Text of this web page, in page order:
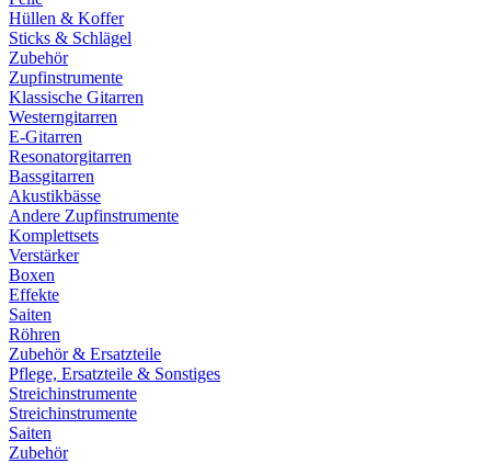
Hüllen & Koffer
Sticks & Schlägel
Zubehör
Zupfinstrumente
Klassische Gitarren
Westerngitarren
E-Gitarren
Resonatorgitarren
Bassgitarren
Akustikbässe
Andere Zupfinstrumente
Komplettsets
Verstärker
Boxen
Effekte
Saiten
Röhren
Zubehör & Ersatzteile
Pflege, Ersatzteile & Sonstiges
Streichinstrumente
Streichinstrumente
Saiten
Zubehör